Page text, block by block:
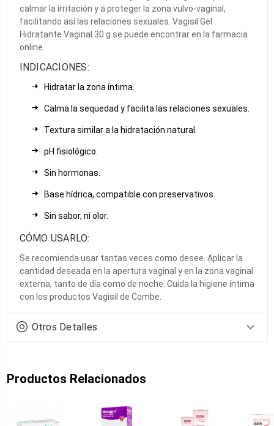
calmar la irritación y a proteger la zona vulvo-vaginal,
facilitando así las relaciones sexuales. Vagisil Gel
Hidratante Vaginal 30 g se puede encontrar en la farmacia
online.
INDICACIONES:
Hidratar la zona íntima.
Calma la sequedad y facilita las relaciones sexuales.
Textura similar a la hidratación natural.
pH fisiológico.
Sin hormonas.
Base hídrica, compatible con preservativos.
Sin sabor, ni olor.
CÓMO USARLO:
Se recomienda usar tantas veces como desee. Aplicar la
cantidad deseada en la apertura vaginal y en la zona vaginal
externa, tanto de día como de noche. Cuida la higiene íntima
con los productos Vagisil de Combe.
Otros Detalles
Productos Relacionados